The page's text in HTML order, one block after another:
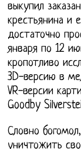
выкупил
крестьянина и
достаточно
января по 12
кропотливо
3D-версию в
VR-версии
Goodby
Словно
уничтожить